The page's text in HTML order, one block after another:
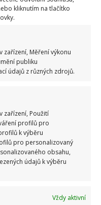
kliknutím na tlačítko
Měření výkonu
publiku
údajů z různých zdrojů.
zařízení, Použití
profilů pro
k výběru
pro personalizovaný
obsahu,
údajů k výběru
Vždy aktivní
množit dělením a
astry. Odstraňte
bylin jako
a ovocných
proti škůdcům.
stanovit, ale měl by
listových pupenů.
bezvětří a teploty
postřiky neprovádíte,